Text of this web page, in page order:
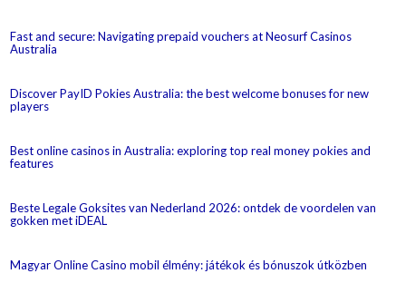
Fast and secure: Navigating prepaid vouchers at Neosurf Casinos
Australia
Discover PayID Pokies Australia: the best welcome bonuses for new
players
Best online casinos in Australia: exploring top real money pokies and
features
Beste Legale Goksites van Nederland 2026: ontdek de voordelen van
gokken met iDEAL
Magyar Online Casino mobil élmény: játékok és bónuszok útközben